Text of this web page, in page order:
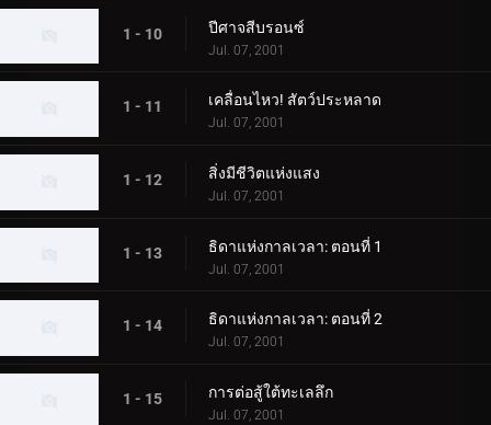
1 - 10 ปีศาจสีบรอนซ์
Jul. 07, 2001
1 - 11 เคลื่อนไหว! สัตว์ประหลาด
Jul. 07, 2001
1 - 12 สิ่งมีชีวิตแห่งแสง
Jul. 07, 2001
1 - 13 ธิดาแห่งกาลเวลา: ตอนที่ 1
Jul. 07, 2001
1 - 14 ธิดาแห่งกาลเวลา: ตอนที่ 2
Jul. 07, 2001
1 - 15 การต่อสู้ใต้ทะเลลึก
Jul. 07, 2001